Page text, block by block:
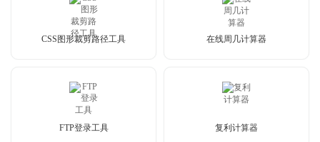
CSS图形裁剪路径工具 在线周几计算器
FTP登录工具 复利计算器